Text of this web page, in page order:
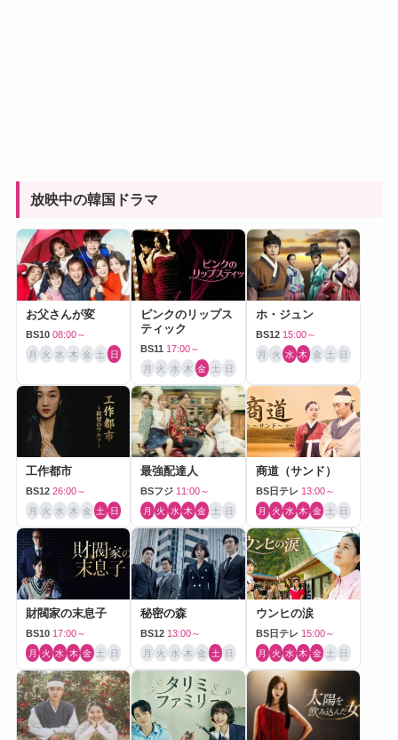
放映中の韓国ドラマ
お父さんが変
BS10 08:00～
月 火 水 木 金 土 日
ピンクのリップス
ティック
BS11 17:00～
月 火 水 木 金 土 日
ホ・ジュン
BS12 15:00～
月 火 水 木 金 土 日
工作都市
BS12 26:00～
月 火 水 木 金 土 日
最強配達人
BSフジ 11:00～
月 火 水 木 金 土 日
商道（サンド）
BS日テレ 13:00～
月 火 水 木 金 土 日
財閥家の末息子
BS10 17:00～
月 火 水 木 金 土 日
秘密の森
BS12 13:00～
月 火 水 木 金 土 日
ウンヒの涙
BS日テレ 15:00～
月 火 水 木 金 土 日